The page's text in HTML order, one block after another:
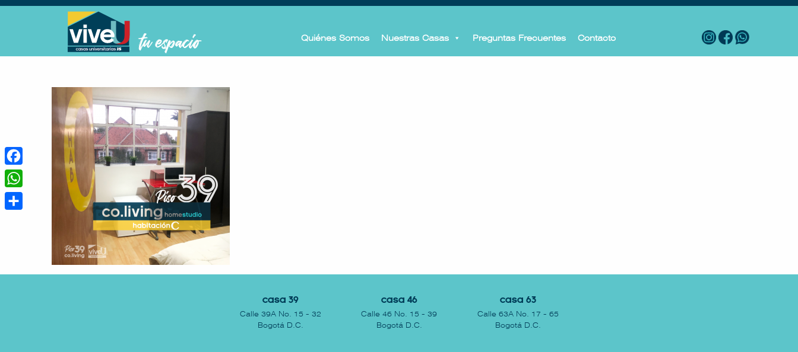
Quiénes Somos Nuestras Casas Preguntas Frecuentes Contacto
Casa 39
Calle 39A No. 15 - 32
Bogotá D.C.
Casa 46
Calle 46 No. 15 - 39
Bogotá D.C.
Casa 63
Calle 63A No. 17 - 65
Bogotá D.C.
Facebook
WhatsApp